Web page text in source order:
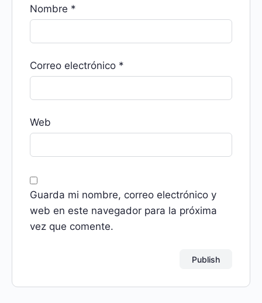
Nombre *
Correo electrónico *
Web
Guarda mi nombre, correo electrónico y
web en este navegador para la próxima
vez que comente.